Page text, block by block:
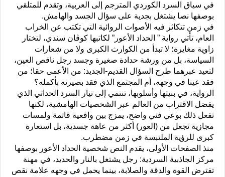
في سياق السرد الكوردي المترجم إلى العربية، وتقدم للمتلقي
بوصفها نصا يشتغل بجدية على سؤال الجسد والهامش.
في زمن تتكاثر فيه الأصوات الروائية التي تكتب عن الخراب
العام، تأتي رواية ” الحداد الأعور” لكاتبها كوڤان سندي، لتختار
زاوية مغايرة؛ لا تبدأ من الكوارث الكبرى ولا من شعارات
السياسة، بل من ورشة حدادة صغيرة وجسد رجل ناقص العين،
لتعيد عبرهما طرح السؤال القديم‑الجديد: من الأعمى حقا؛ من
فقد عينا في وجهه، أم المجتمع الذي فقد بصيرته بأكمله؟
الرواية، في بنيتها وأسلوبها، تنتمي إلى تيار السرد الحداثي الذي
يفضل الاقتراب من العالم عبر الشخصيات الهامشية، لكنها
تفعل ذلك بوعي فني واضح، يمزج بين واقعية قاتمة ولمسات
مجازية تجعل من (العور) أكثر من عاهة جسدية، بل استعارة
كبرى للرؤية الملتبسة في زمن مضطرب.
منذ الصفحات الأولى، يقدم النص شخصية الحداد الأعور بوصفها
مركز الجاذبية السردية: رجل يشتغل بالنار والحديد، في مهنة
تفترض القوة والدقة والصلابة، بينما يحمل في وجهه علامة نقص